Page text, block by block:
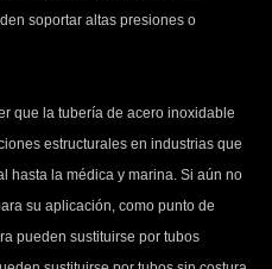
soportar altas presiones o
que la tubería de acero inoxidable
estructurales en industrias que
hasta la médica y marina. Si aún no
su aplicación, como punto de
pueden sustituirse por tubos